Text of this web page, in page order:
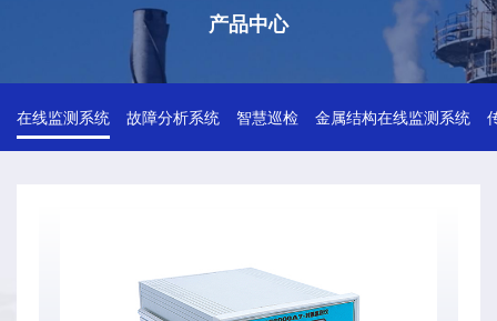
产品中心
在线监测系统 故障分析系统 智慧巡检 金属结构在线监测系统